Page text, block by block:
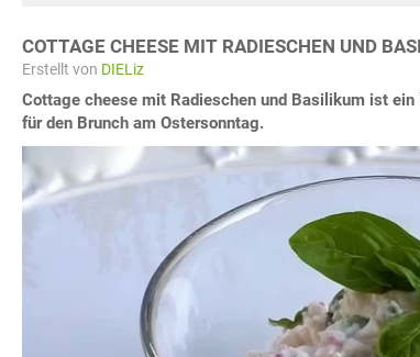
COTTAGE CHEESE MIT RADIESCHEN UND
Erstellt von DIELiz
Cottage cheese mit Radieschen und Basilikum ist ein
für den Brunch am Ostersonntag.